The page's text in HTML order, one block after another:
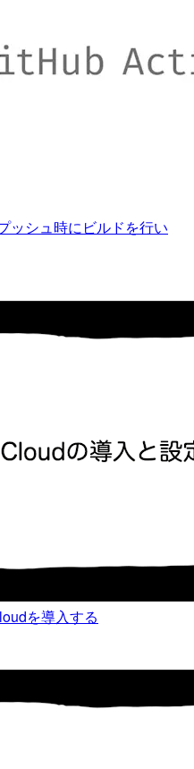
ッシュ時にビルドを行い
を導入する